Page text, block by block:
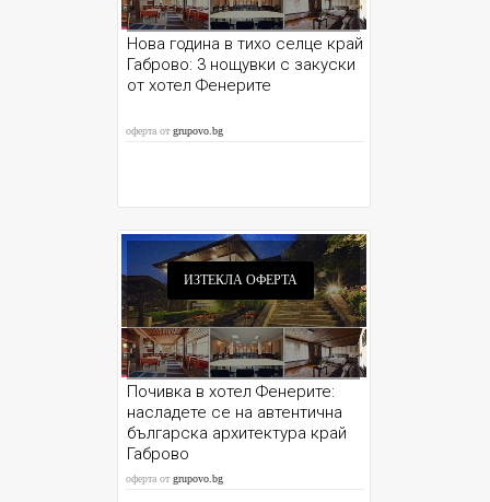
Нова година в тихо селце край
Габрово: 3 нощувки с закуски
от хотел Фенерите
оферта отgrupovo.bg
ИЗТЕКЛА ОФЕРТА
Почивка в хотел Фенерите:
насладете се на автентична
българска архитектура край
Габрово
оферта отgrupovo.bg